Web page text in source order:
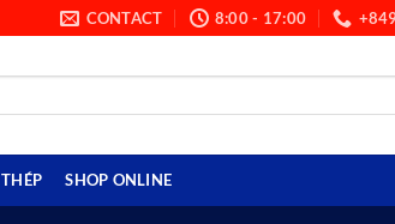
CONTACT 8:00 - 17:00
THÉP SHOP ONLINE